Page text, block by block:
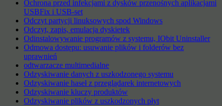
Ochrona przed infekcjami z dysków przenośnych aplikacjami
USBFix i USB-set
Odczyt partycji linuksowych spod Windows
Odczyt, zapis, emulacja dyskietek
Odinstalowywanie programów z systemu, IObit Uninstaller
Odmowa dostępu: usuwanie plików i folderów bez
uprawnień
odtwarzacze multimedialne
Odzyskiwanie danych z uszkodzonego systemu
Odzyskiwanie haseł z przeglądarek internetowych
Odzyskiwanie kluczy produktów
Odzyskiwanie plików z uszkodzonych płyt